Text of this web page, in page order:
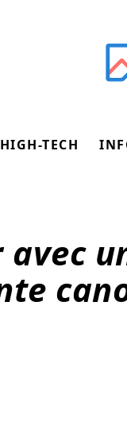
HIGH-TECH